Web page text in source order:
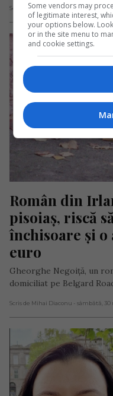
Scris de Daniela Stoica - luni, 8 aprilie
Român din
pisoiaș, riscă
închisoare și o
euro
Gheorghe Negoiță, un
domiciliat pe Belgard
Scris de Mihai Diaconu - sâmbătă,
Some vendors may
of legitimate interest,
your options below.
or in the site menu to
and cookie settings.